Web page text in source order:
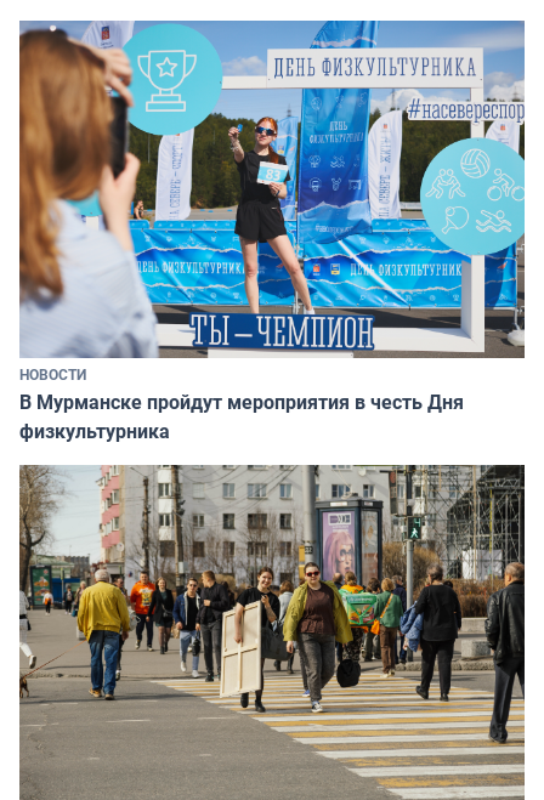
НОВОСТИ
В Мурманске пройдут мероприятия в честь Дня
физкультурника